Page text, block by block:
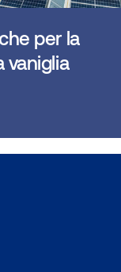
per la
vaniglia